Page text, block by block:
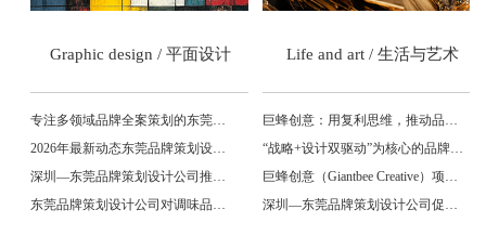
Graphic design / 平面设计
专注多领域品牌全案策划的东莞巨蜂创意品牌设计公司
2026年最新动态东莞品牌策划设计公司推荐：更懂商业的品牌策划公司
Life and art / 生活与艺术
“战略+设计双驱动”为核心的品牌咨询公司